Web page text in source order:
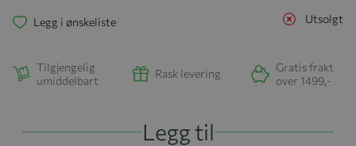
Utsolgt
Legg i ønskeliste
Tilgjengelig
umiddelbart
Rask levering
Gratis frakt
over 1499,-
Legg til